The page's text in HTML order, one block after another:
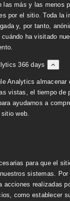
las más y las menos
por el sitio. Toda la
y, por tanto,
ha visitado
366 days
Analytics almacenar
vistas, el tiempo de
ayudarnos a
web.
para que el
sistemas.
acciones realizadas
como establecer